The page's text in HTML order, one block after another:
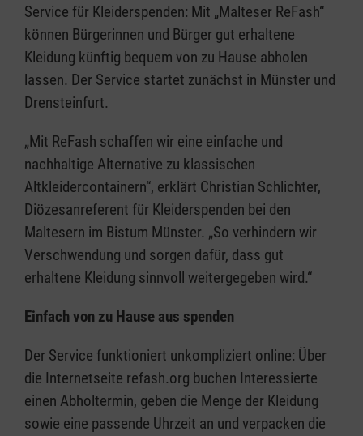
Service für Kleiderspenden: Mit „Malteser ReFash“
können Bürgerinnen und Bürger gut erhaltene
Kleidung künftig bequem von zu Hause abholen
lassen. Der Service startet zunächst in Münster und
Drensteinfurt.
„Mit ReFash schaffen wir eine einfache und
nachhaltige Alternative zu klassischen
Altkleidercontainern“, erklärt Christian Schlichter,
Diözesanreferent für Kleiderspenden bei den
Maltesern im Bistum Münster. „So verhindern wir
Verschwendung und sorgen dafür, dass gut
erhaltene Kleidung sinnvoll weitergegeben wird.“
Einfach von zu Hause aus spenden
Der Service funktioniert unkompliziert online: Über
die Internetseite refash.org buchen Interessierte
einen Abholtermin, geben die Menge der Kleidung
sowie eine passende Uhrzeit an und verpacken die